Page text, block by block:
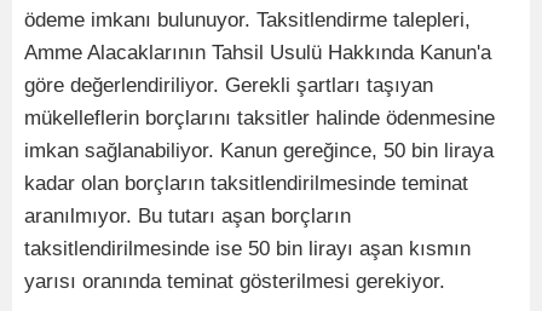
ödeme imkanı bulunuyor. Taksitlendirme talepleri,
Amme Alacaklarının Tahsil Usulü Hakkında Kanun'a
göre değerlendiriliyor. Gerekli şartları taşıyan
mükelleflerin borçlarını taksitler halinde ödenmesine
imkan sağlanabiliyor. Kanun gereğince, 50 bin liraya
kadar olan borçların taksitlendirilmesinde teminat
aranılmıyor. Bu tutarı aşan borçların
taksitlendirilmesinde ise 50 bin lirayı aşan kısmın
yarısı oranında teminat gösterilmesi gerekiyor.